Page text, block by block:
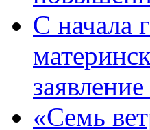
С начала
«Семь